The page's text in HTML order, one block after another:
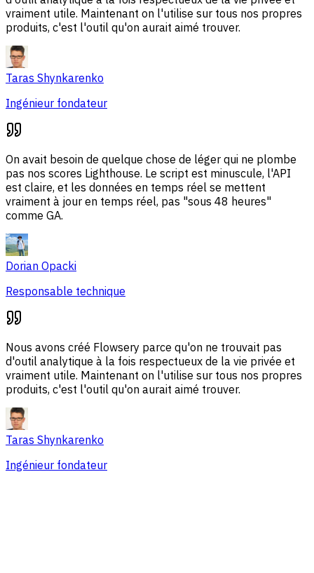
vraiment utile. Maintenant on l'utilise sur tous nos propres
produits, c'est l'outil qu'on aurait aimé trouver.
Taras Shynkarenko
Ingénieur fondateur
On avait besoin de quelque chose de léger qui ne plombe
pas nos scores Lighthouse. Le script est minuscule, l'API
est claire, et les données en temps réel se mettent
vraiment à jour en temps réel, pas "sous 48 heures"
comme GA.
Dorian Opacki
Responsable technique
Nous avons créé Flowsery parce qu'on ne trouvait pas
d'outil analytique à la fois respectueux de la vie privée et
vraiment utile. Maintenant on l'utilise sur tous nos propres
produits, c'est l'outil qu'on aurait aimé trouver.
Taras Shynkarenko
Ingénieur fondateur
Vue d'ensemble